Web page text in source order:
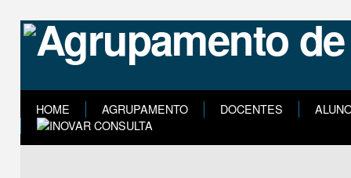
HOME AGRUPAMENTO DOCENTES